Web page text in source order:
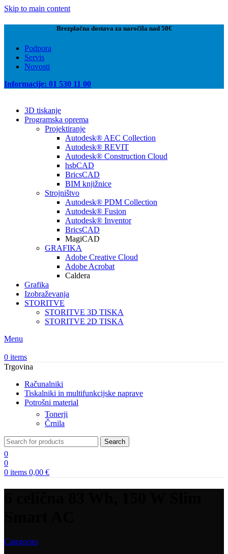
Skip to main content
Brezplačna dostava za naročila nad 50€
Podpora
Servis
Novosti
Informacije: 01 530 11 00
3D tiskanje
Programska oprema
Projektiranje
Autodesk® AEC Collection
Autodesk® REVIT
Autodesk® Construction Cloud
hsbCAD
BricsCAD
BIM knjižnice
Strojništvo
Autodesk® PDM Collection
Autodesk® Fusion
Autodesk® Inventor
BricsCAD
MagiCAD
GRAFIKA
Adobe Creative Cloud
Adobe Acrobat
Caldera
Grafika
Izobraževanja
STORITVE
STORITVE 3D TISKA
STORITVE 2D TISKA
Menu
0 items
Trgovina
Računalniki
Tiskalniki in multifunkcijske naprave
Potrošni material
Tonerji
Črnila
Search
0
0
0 items 0,00 €
Categories